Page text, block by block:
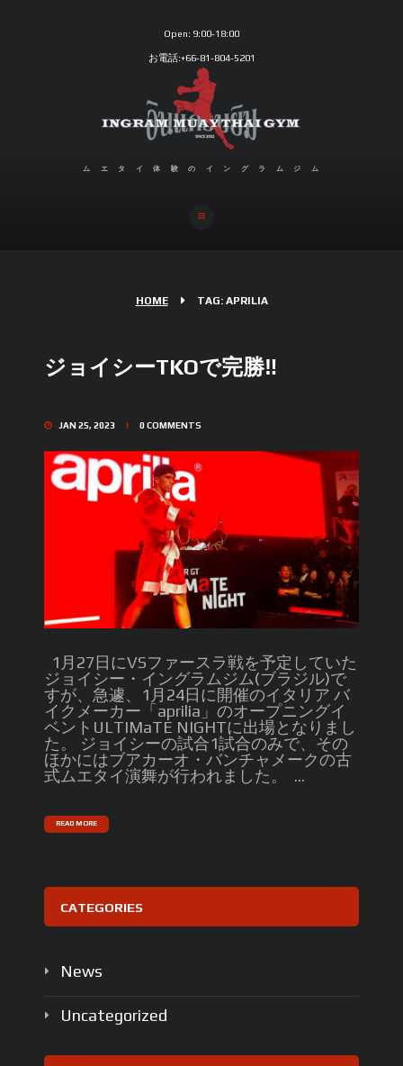
Open: 9:00-18:00
お電話:+66-81-804-5201
ムエタイ体験のイングラムジム
HOME TAG: APRILIA
ジョイシーTKOで完勝‼︎
JAN 25, 2023 0COMMENTS
1月27日にVSファースラ戦を予定していた
ジョイシー・イングラムジム(ブラジル)で
すが、急遽、1月24日に開催のイタリア バ
イクメーカー「aprilia」のオープニングイ
ベントULTIMaTE NIGHTに出場となりまし
た。 ジョイシーの試合1試合のみで、その
ほかにはブアカーオ・バンチャメークの古
式ムエタイ演舞が行われました。 ...
READ MORE
CATEGORIES
News
Uncategorized